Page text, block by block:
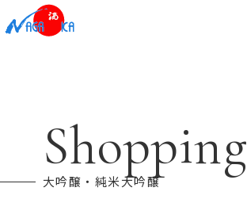
Shopping
大吟醸・純米大吟醸